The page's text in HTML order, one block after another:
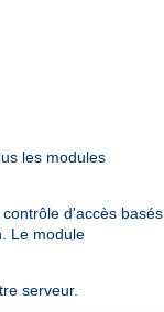
les modules
d'accès basés
Le module
serveur.